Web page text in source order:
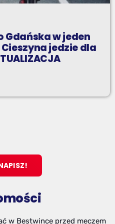
Gdańska w jeden
jedzie dla
w Bestwince przed meczem